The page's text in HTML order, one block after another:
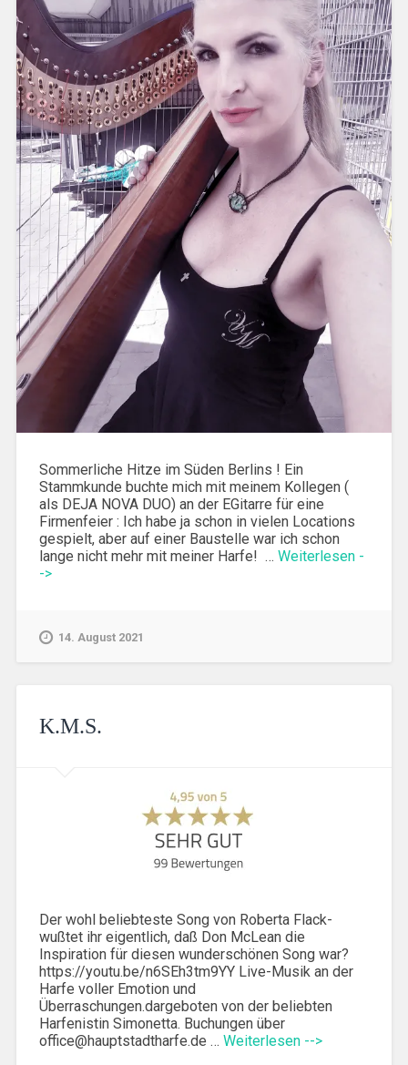
Sommerliche Hitze im Süden Berlins ! Ein
Stammkunde buchte mich mit meinem Kollegen (
als DEJA NOVA DUO) an der EGitarre für eine
Firmenfeier : Ich habe ja schon in vielen Locations
gespielt, aber auf einer Baustelle war ich schon
lange nicht mehr mit meiner Harfe! … Weiterlesen -
->
14. August 2021
K.M.S.
Der wohl beliebteste Song von Roberta Flack-
wußtet ihr eigentlich, daß Don McLean die
Inspiration für diesen wunderschönen Song war?
https://youtu.be/n6SEh3tm9YY Live-Musik an der
Harfe voller Emotion und
Überraschungen.dargeboten von der beliebten
Harfenistin Simonetta. Buchungen über
office@hauptstadtharfe.de … Weiterlesen -->